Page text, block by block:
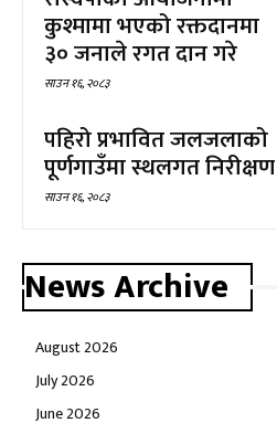
कुश्मामा भएको रक्तदानमा
३० जनाले रगत दान गरे
साउन १६, २०८३
पहिरो प्रभावित जलजलाको
पूर्णगाउँमा स्थलगत निरीक्षण
साउन १६, २०८३
News Archive
August 2026
July 2026
June 2026